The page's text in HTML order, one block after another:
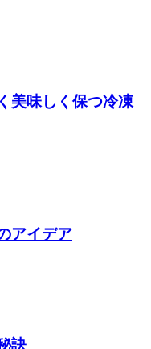
美味しく保つ冷凍
アイデア
訣